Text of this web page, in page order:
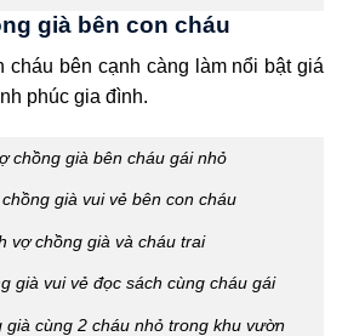
già bên con cháu
cháu bên cạnh càng làm nổi bật giá
phúc gia đình.
chồng già bên cháu gái nhỏ
già vui vẻ bên con cháu
vợ chồng già và cháu trai
già vui vẻ đọc sách cùng cháu gái
già cùng 2 cháu nhỏ trong khu vườn